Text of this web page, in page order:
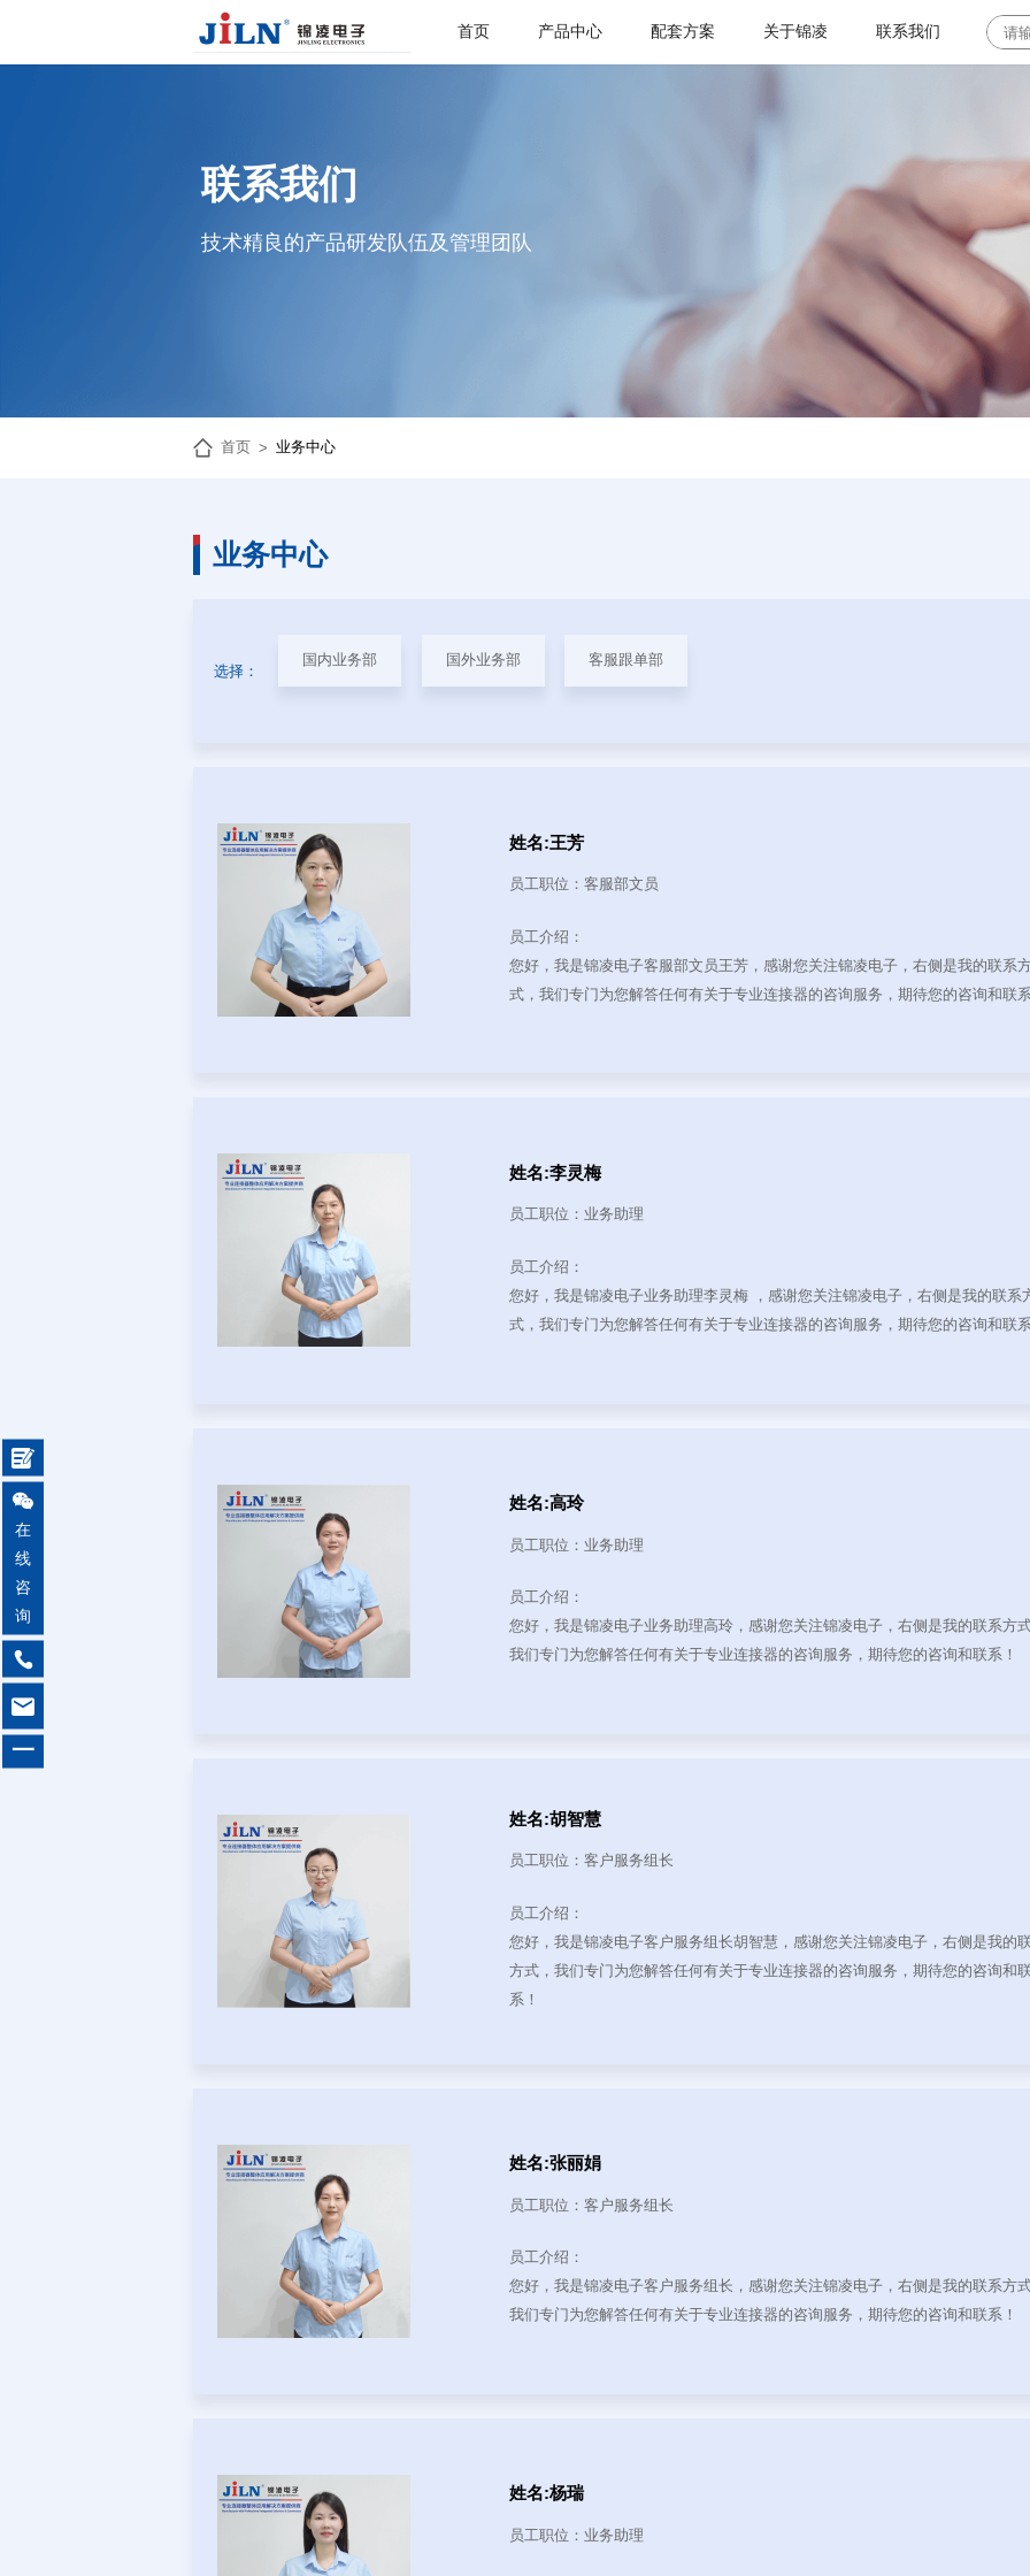
首页 产品中心
I/O 连接器系列
伺服电机连接器系
插卡式连接器系列
电源座 & 电池座连
接器系列
电子线系列
网口连接器
YFCS公母座连接器
浮动式板对板连接
E型连接器
配套方案
新能源领域
其他
关于锦凌 联系我们
加入我们
常见问题
咨询建议
联系我们
技术精良的产品研发队伍及管理团队
首页 > 业务中心
业务中心
选择：
国内业务部 国外业务部 客服跟单部
姓名:王芳
员工职位：客服部文员
员工介绍：
您好，我是锦凌电子客服部文员王芳，感谢您关注锦凌电子，右侧是我的联系
式，我们专门为您解答任何有关于专业连接器的咨询服务，期待您的咨询和联
姓名:李灵梅
员工职位：业务助理
员工介绍：
您好，我是锦凌电子业务助理李灵梅 ，感谢您关注锦凌电子，右侧是我的联系
式，我们专门为您解答任何有关于专业连接器的咨询服务，期待您的咨询和联
姓名:高玲
员工职位：业务助理
员工介绍：
您好，我是锦凌电子业务助理高玲，感谢您关注锦凌电子，右侧是我的联系方
我们专门为您解答任何有关于专业连接器的咨询服务，期待您的咨询和联系！
姓名:胡智慧
员工职位：客户服务组长
员工介绍：
您好，我是锦凌电子客户服务组长胡智慧，感谢您关注锦凌电子，右侧是我的
方式，我们专门为您解答任何有关于专业连接器的咨询服务，期待您的咨询和
系！
姓名:张丽娟
员工职位：客户服务组长
员工介绍：
您好，我是锦凌电子客户服务组长，感谢您关注锦凌电子，右侧是我的联系方
我们专门为您解答任何有关于专业连接器的咨询服务，期待您的咨询和联系！
姓名:杨瑞
员工职位：业务助理


在
线
咨
询


一